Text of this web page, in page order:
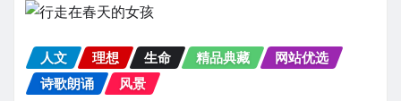
人文 理想 生命 精品典藏
网站优选
诗歌朗诵
风景